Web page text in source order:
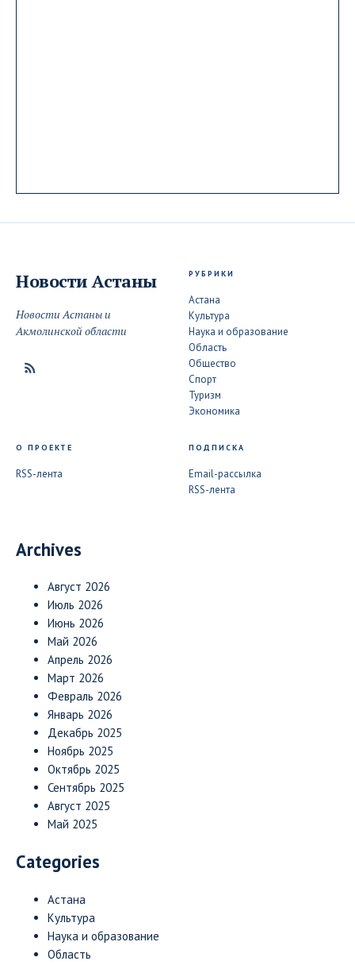
Новости Астаны
Новости Астаны и
Акмолинской области
РУБРИКИ
Астана
Культура
Наука и образование
Область
Общество
Спорт
Туризм
Экономика
О ПРОЕКТЕ
RSS-лента
ПОДПИСКА
Email-рассылка
RSS-лента
Archives
Август 2026
Июль 2026
Июнь 2026
Май 2026
Апрель 2026
Март 2026
Февраль 2026
Январь 2026
Декабрь 2025
Ноябрь 2025
Октябрь 2025
Сентябрь 2025
Август 2025
Май 2025
Categories
Астана
Культура
Наука и образование
Область